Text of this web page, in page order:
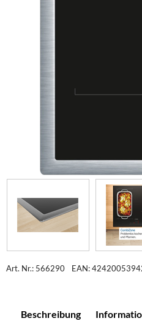
Art. Nr.: 566290 EAN:
Beschreibung